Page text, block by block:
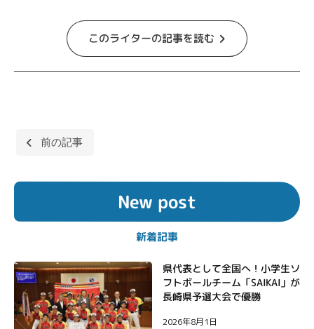
このライターの記事を読む
投
ナ
ゲ
シ
ョ
ン
前の記事
New post
新着記事
県代表として全国へ！小学生ソ
フトボールチーム「SAIKAI」が
長崎県予選大会で優勝
2026年8月1日